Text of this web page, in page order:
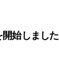
始しました